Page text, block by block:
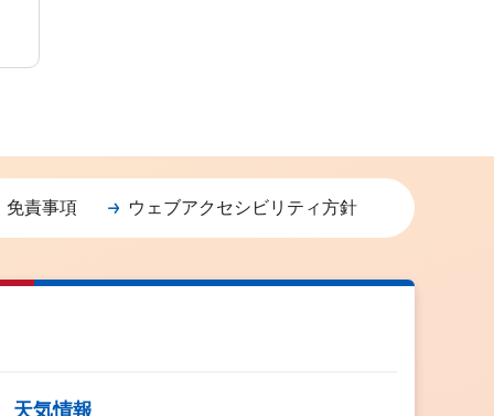
免責事項 ウェブアクセシビリティ方針
天気情報